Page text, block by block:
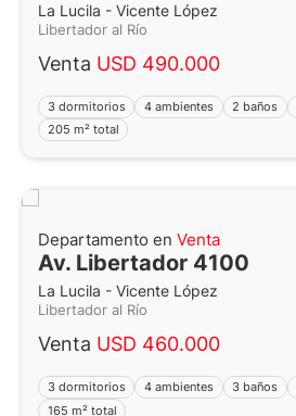
La Lucila - Vicente López
Libertador al Río
Venta USD 490.000
3 dormitorios 4 ambientes 2 baños
205 m² total
Departamento en Venta
Av. Libertador 4100
La Lucila - Vicente López
Libertador al Río
Venta USD 460.000
3 dormitorios 4 ambientes 3 baños
165 m² total